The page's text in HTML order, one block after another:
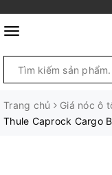
Trang chủ Giá nóc ô
Thule Caprock Cargo